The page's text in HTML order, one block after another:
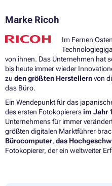
Marke Ricoh
Im Fernen
von ihnen. Das Unternehmen hat
bis heute immer wieder
zu den größten Herstellernvon
das Büro.
Ein Wendepunkt für das
des ersten Fotokopierersim Jahr
Unternehmens für immer
größten digitalen Marktführer
Bürocomputer, das
Fotokopierer, der ein weltweiter